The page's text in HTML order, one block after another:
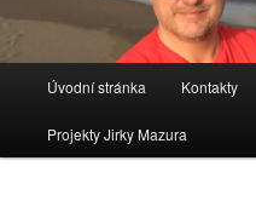
navigační
Úvodní stránka Kontakty
Projekty Jirky Mazura